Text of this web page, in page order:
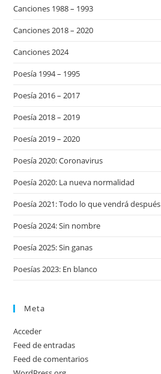
Canciones 1988 – 1993
Canciones 2018 – 2020
Canciones 2024
Poesía 1994 – 1995
Poesía 2016 – 2017
Poesía 2018 – 2019
Poesía 2019 – 2020
Poesía 2020: Coronavirus
Poesía 2020: La nueva normalidad
Poesía 2021: Todo lo que vendrá después
Poesía 2024: Sin nombre
Poesía 2025: Sin ganas
Poesías 2023: En blanco
Meta
Acceder
Feed de entradas
Feed de comentarios